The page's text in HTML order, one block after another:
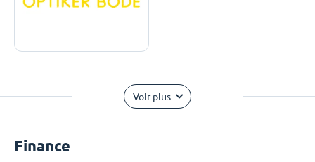
Voir plus
Finance